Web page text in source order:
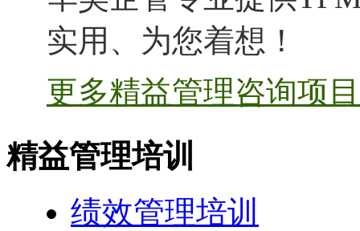
实用、为您着想！
更多精益管理咨询项
精益管理培训
绩效管理培训